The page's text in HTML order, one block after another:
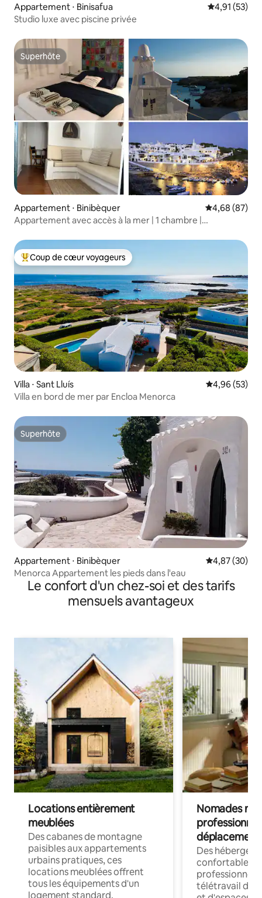
Appartement ⋅ Binisafua Évaluation
4,91 (53)
Studio luxe avec piscine privée
Superhôte
Superhôte
Appartement ⋅ Binibèquer Évaluation
4,68 (87)
Appartement avec accès à la mer | 1 chambre |
Coups de cœur voyageurs les plus appréciés
Coup de cœur voyageurs
Villa ⋅ Sant Lluís Évaluation
4,96 (53)
Villa en bord de mer par Encloa Menorca
Superhôte
Superhôte
Appartement ⋅ Binibèquer Évaluation
4,87 (30)
Menorca Appartement les pieds dans l'eau
Le confort d'un chez-soi et des tarifs
mensuels avantageux
Locations entièrement
meublées
Des cabanes de montagne
paisibles aux appartements
urbains pratiques, ces
locations meublées offrent
tous les équipements d'un
logement standard.
Nomades
déplacement
Des
confortables
professionnels
télétravail